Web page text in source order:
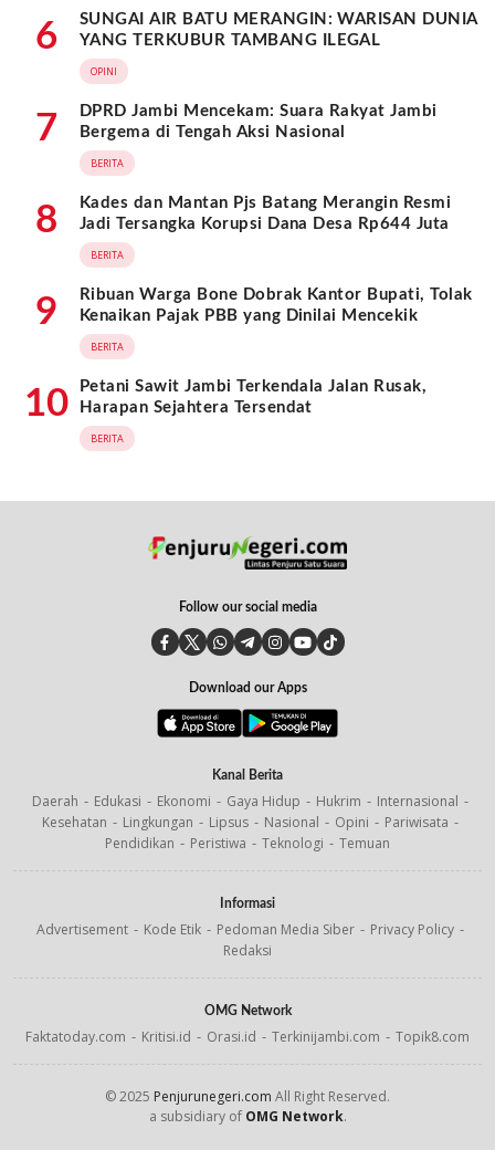
6
SUNGAI AIR BATU MERANGIN: WARISAN DUNIA
YANG TERKUBUR TAMBANG ILEGAL
OPINI
7
DPRD Jambi Mencekam: Suara Rakyat Jambi
Bergema di Tengah Aksi Nasional
BERITA
8
Kades dan Mantan Pjs Batang Merangin Resmi
Jadi Tersangka Korupsi Dana Desa Rp644 Juta
BERITA
9
Ribuan Warga Bone Dobrak Kantor Bupati, Tolak
Kenaikan Pajak PBB yang Dinilai Mencekik
BERITA
10
Petani Sawit Jambi Terkendala Jalan Rusak,
Harapan Sejahtera Tersendat
BERITA
Follow our social media
Download our Apps
Kanal Berita
Daerah Edukasi Ekonomi Gaya Hidup Hukrim
Internasional
Kesehatan
Lingkungan Lipsus Nasional Opini
Pariwisata
Pendidikan
Peristiwa Teknologi Temuan
Informasi
Advertisement Kode Etik Pedoman Media Siber
Privacy Policy
Redaksi
OMG Network
Faktatoday.com Kritisi.id Orasi.id Terkinijambi.com Topik8.com
© 2025 Penjurunegeri.com All Right Reserved.
a subsidiary of OMG Network.